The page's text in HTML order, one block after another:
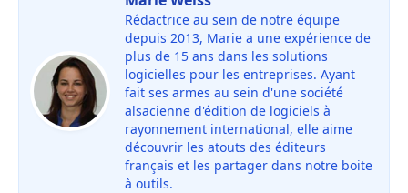
Rédactrice au sein de notre équipe
depuis 2013, Marie a une expérience de
plus de 15 ans dans les solutions
logicielles pour les entreprises. Ayant
fait ses armes au sein d'une société
alsacienne d'édition de logiciels à
rayonnement international, elle aime
découvrir les atouts des éditeurs
français et les partager dans notre boite
à outils.